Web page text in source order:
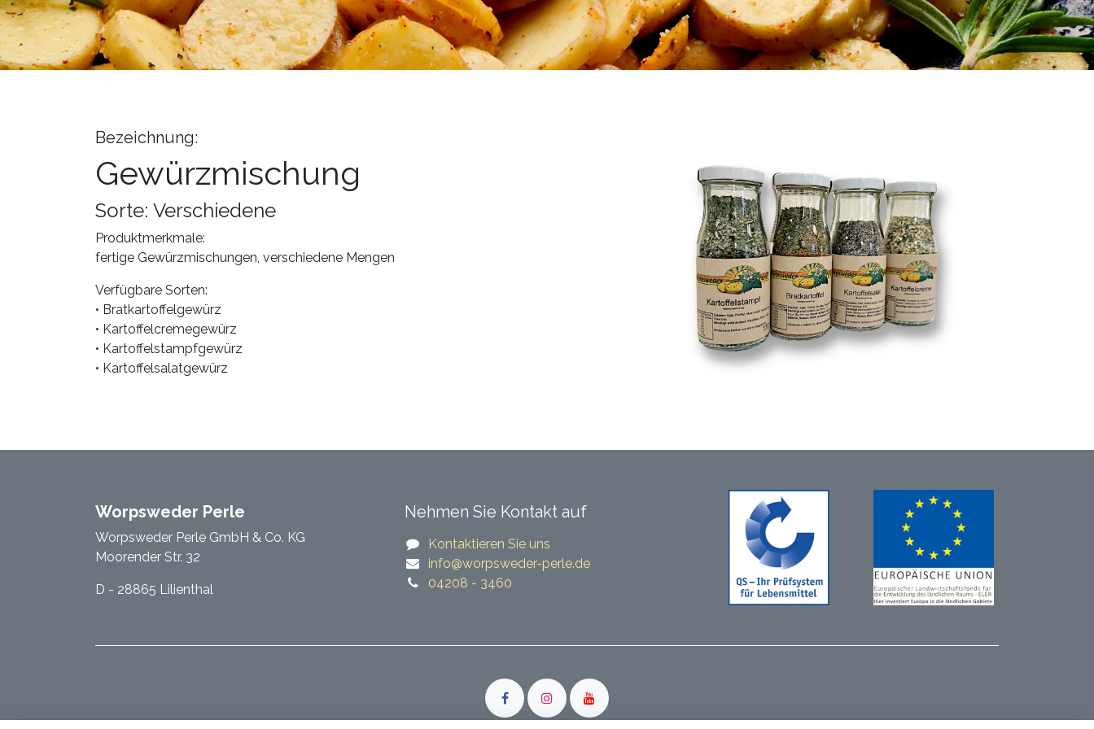
Bezeichnung:
Gewürzmischung
Sorte: Verschiedene
Produktmerkmale:
fertige Gewürzmischungen, verschiedene Mengen
Verfügbare Sorten:
• Bratkartoffelgewürz
• Kartoffelcremegewürz
• Kartoffelstampfgewürz
• Kartoffelsalatgewürz
Worpsweder Perle
Worpsweder Perle GmbH & Co. KG
Moorender Str. 32
D - 28865 Lilienthal
Nehmen Sie Kontakt auf
Kontaktieren Sie uns
​​info@worpsweder-perle.de​​
04208 - 3460